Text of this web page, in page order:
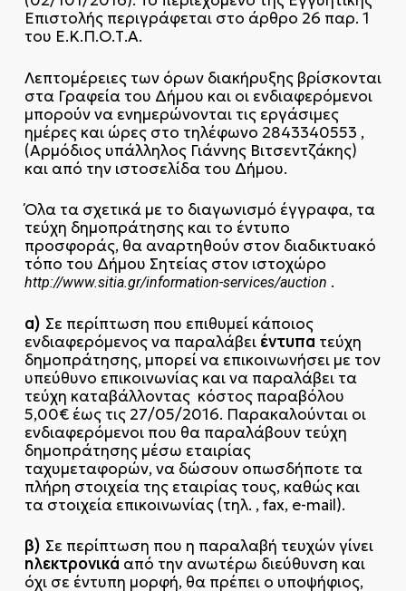
Επιστολής περιγράφεται στο άρθρο 26 παρ. 1
του Ε.Κ.Π.Ο.Τ.Α.
Λεπτομέρειες των όρων διακήρυξης βρίσκονται
στα Γραφεία του Δήμου και οι ενδιαφερόμενοι
μπορούν να ενημερώνονται τις εργάσιμες
ημέρες και ώρες στο τηλέφωνο 2843340553 ,
(Αρμόδιος υπάλληλος Γιάννης Βιτσεντζάκης)
και από την ιστοσελίδα του Δήμου.
Όλα τα σχετικά με το διαγωνισμό έγγραφα, τα
τεύχη δημοπράτησης και το έντυπο
προσφοράς, θα αναρτηθούν στον διαδικτυακό
τόπο του Δήμου Σητείας στον ιστοχώρο
http://www.sitia.gr/information-services/auction .
α) Σε περίπτωση που επιθυμεί κάποιος
ενδιαφερόμενος να παραλάβει έντυπα τεύχη
δημοπράτησης, μπορεί να επικοινωνήσει με τον
υπεύθυνο επικοινωνίας και να παραλάβει τα
τεύχη καταβάλλοντας κόστος παραβόλου
5,00€ έως τις 27/05/2016. Παρακαλούνται οι
ενδιαφερόμενοι που θα παραλάβουν τεύχη
δημοπράτησης μέσω εταιρίας
ταχυμεταφορών, να δώσουν οπωσδήποτε τα
πλήρη στοιχεία της εταιρίας τους, καθώς και
τα στοιχεία επικοινωνίας (τηλ. , fax, e-mail).
β) Σε περίπτωση που η παραλαβή τευχών γίνει
ηλεκτρονικά από την ανωτέρω διεύθυνση και
όχι σε έντυπη μορφή, θα πρέπει ο υποψήφιος,